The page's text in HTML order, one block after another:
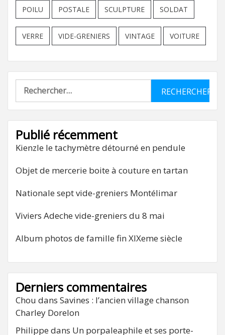
POILU POSTALE SCULPTURE SOLDAT
VERRE VIDE-GRENIERS VINTAGE VOITURE
Rechercher :
Publié récemment
Kienzle le tachymètre détourné en pendule
Objet de mercerie boite à couture en tartan
Nationale sept vide-greniers Montélimar
Viviers Adeche vide-greniers du 8 mai
Album photos de famille fin XIXeme siècle
Derniers commentaires
Chou dans Savines : l’ancien village chanson
Charley Dorelon
Philippe dans Un porpaleaphile et ses porte-